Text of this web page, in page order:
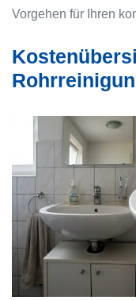
Vorgehen für Ihren